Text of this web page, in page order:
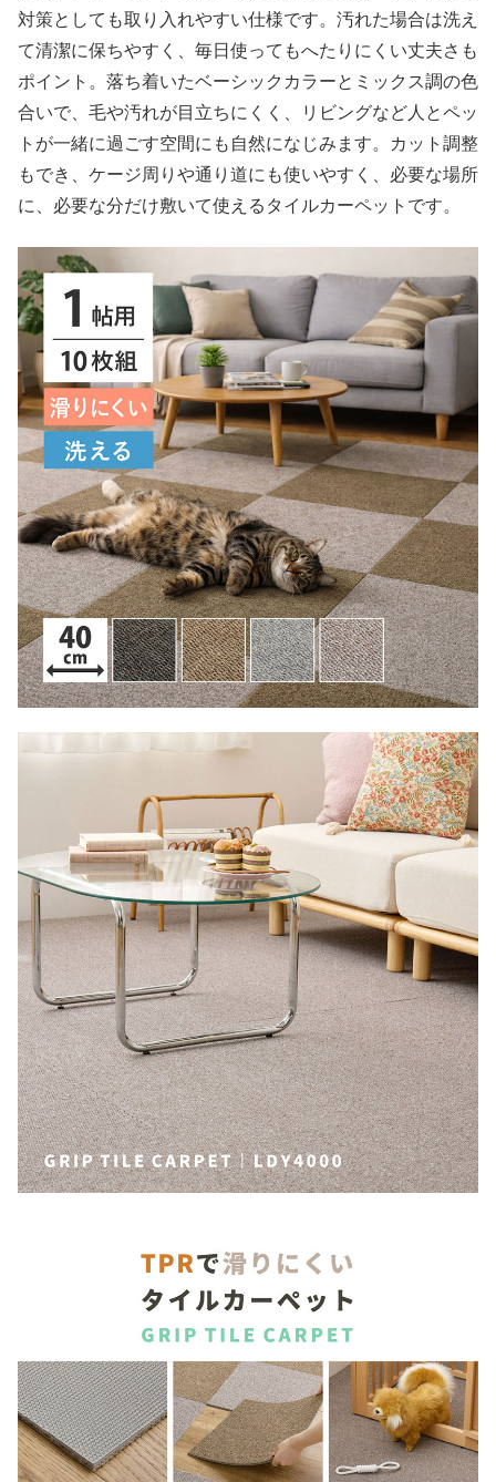
対策としても取り入れやすい仕様です。汚れた場合は洗え
て清潔に保ちやすく、毎日使ってもへたりにくい丈夫さも
ポイント。落ち着いたベーシックカラーとミックス調の色
合いで、毛や汚れが目立ちにくく、リビングなど人とペッ
トが一緒に過ごす空間にも自然になじみます。カット調整
もでき、ケージ周りや通り道にも使いやすく、必要な場所
に、必要な分だけ敷いて使えるタイルカーペットです。